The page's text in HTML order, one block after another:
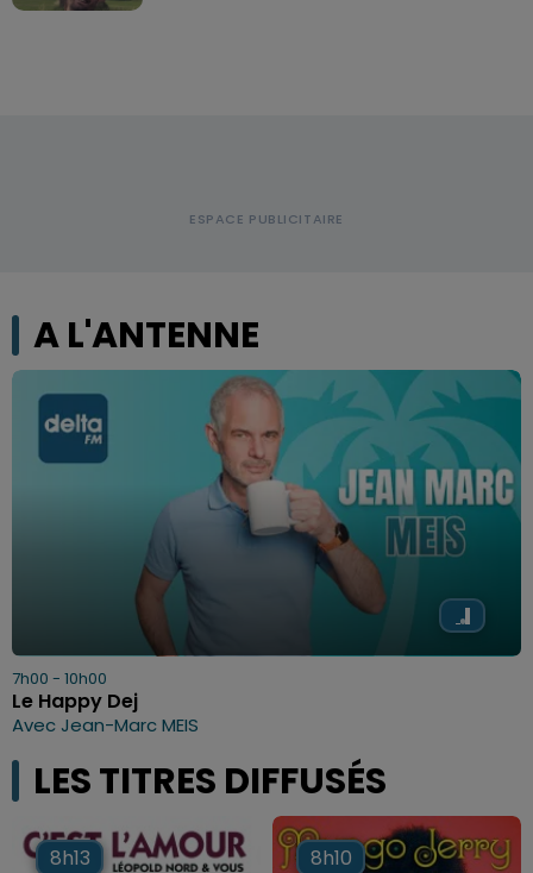
A L'ANTENNE
7h00 - 10h00
Le Happy Dej
Avec Jean-Marc MEIS
LES TITRES DIFFUSÉS
8h13
8h13 8h10
8h10